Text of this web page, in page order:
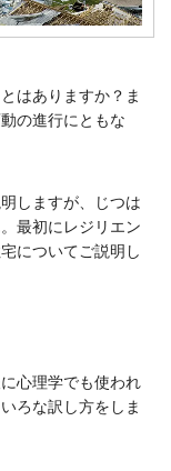
はありますか？ま
の進行にともな
しますが、じつは
最初にレジリエン
についてご説明し
心理学でも使われ
ろな訳し方をしま